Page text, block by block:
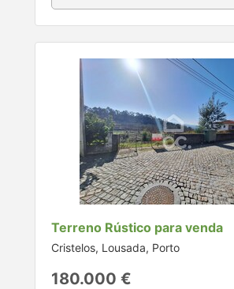
Terreno Rústico para venda
Cristelos, Lousada, Porto
180.000 €